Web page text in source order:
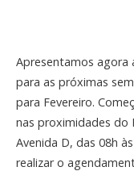
Apresentamos agora
para as próximas
para Fevereiro.
nas proximidades do
Avenida D, das 08h
realizar o